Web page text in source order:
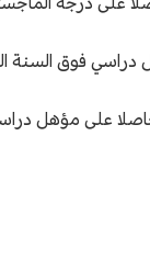
السنة الثانية
على مؤهل